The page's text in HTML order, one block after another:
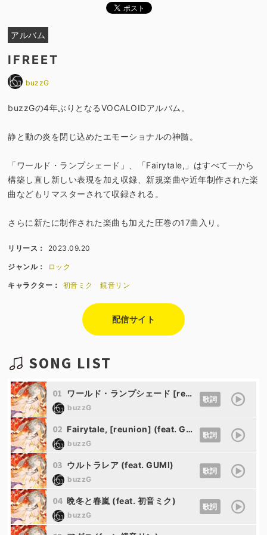
アルバム
IFREET
buzzG
buzzGの4年ぶりとなるVOCALOIDアルバム。
静と動の炎を閉じ込めたエモーショナルの神髄。
「ワールド・ランプシェード」、「Fairytale,」はすべて一から
構築し直し新しい表現を加え収録、新規楽曲や近年制作された楽
曲などもリマスターされて収録される。
さらに新たに制作された楽曲も加えた圧巻の17曲入り。
リリース： 2023.09.20
ジャンル： ロック
キャラクター： 初音ミク 鏡音リン
配信サイト
SONG LIST
01 ワールド・ランプシェード [reunion] (feat. GUMI)
buzzG
歌詞
02 Fairytale, [reunion] (feat. GUMI)
buzzG
歌詞
03 ウルトラレア (feat. GUMI)
buzzG
歌詞
04 晩冬と春嵐 (feat. 初音ミク)
buzzG
歌詞